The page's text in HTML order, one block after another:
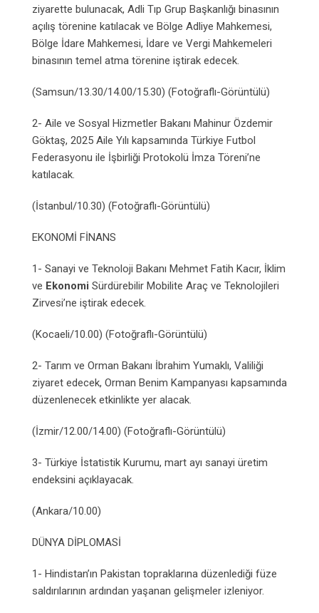
ziyarette bulunacak, Adli Tıp Grup Başkanlığı binasının
açılış törenine katılacak ve Bölge Adliye Mahkemesi,
Bölge İdare Mahkemesi, İdare ve Vergi Mahkemeleri
binasının temel atma törenine iştirak edecek.
(Samsun/13.30/14.00/15.30) (Fotoğraflı-Görüntülü)
2- Aile ve Sosyal Hizmetler Bakanı Mahinur Özdemir
Göktaş, 2025 Aile Yılı kapsamında Türkiye Futbol
Federasyonu ile İşbirliği Protokolü İmza Töreni’ne
katılacak.
(İstanbul/10.30) (Fotoğraflı-Görüntülü)
EKONOMİ FİNANS
1- Sanayi ve Teknoloji Bakanı Mehmet Fatih Kacır, İklim
ve Ekonomi Sürdürebilir Mobilite Araç ve Teknolojileri
Zirvesi’ne iştirak edecek.
(Kocaeli/10.00) (Fotoğraflı-Görüntülü)
2- Tarım ve Orman Bakanı İbrahim Yumaklı, Valiliği
ziyaret edecek, Orman Benim Kampanyası kapsamında
düzenlenecek etkinlikte yer alacak.
(İzmir/12.00/14.00) (Fotoğraflı-Görüntülü)
3- Türkiye İstatistik Kurumu, mart ayı sanayi üretim
endeksini açıklayacak.
(Ankara/10.00)
DÜNYA DİPLOMASİ
1- Hindistan’ın Pakistan topraklarına düzenlediği füze
saldırılarının ardından yaşanan gelişmeler izleniyor.